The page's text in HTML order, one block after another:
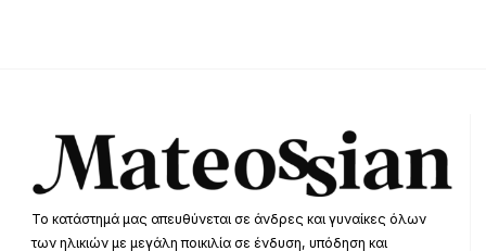
Το κατάστημά μας απευθύνεται σε άνδρες και γυναίκες όλων
των ηλικιών με μεγάλη ποικιλία σε ένδυση, υπόδηση και